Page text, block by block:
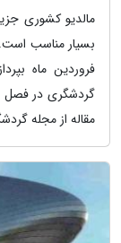
مالدیو کشوری
بسیار مناسب است.
فروردین ماه
گردشگری در فصل
مقاله از مجله